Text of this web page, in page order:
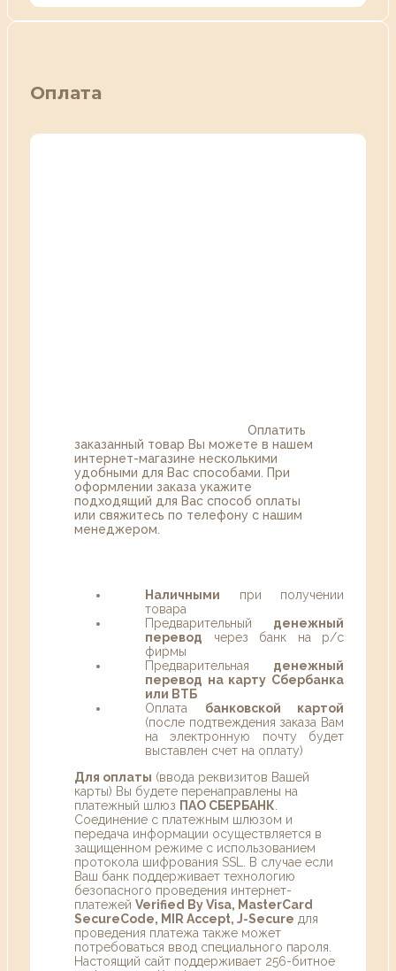
Оплата
Оплатить
заказанный товар Вы можете в нашем
интернет-магазине несколькими
удобными для Вас способами. При
оформлении заказа укажите
подходящий для Вас способ оплаты
или свяжитесь по телефону с нашим
менеджером.
Наличными при получении
товара
Предварительный денежный
перевод через банк на р/с
фирмы
Предварительная денежный
перевод на карту Сбербанка
или ВТБ
Оплата банковской картой
(после подтвеждения заказа Вам
на электронную почту будет
выставлен счет на оплату)
Для оплаты (ввода реквизитов Вашей
карты) Вы будете перенаправлены на
платежный шлюз ПАО СБЕРБАНК
Соединение с платежным шлюзом и
передача информации осуществляется в
защищенном режиме с использованием
протокола шифрования SSL. В случае если
Ваш банк поддерживает технологию
безопасного проведения интернет-
платежей Verified By Visa, MasterCard
SecureCode, MIR Accept, J-Secure для
проведения платежа также может
потребоваться ввод специального пароля.
Настоящий сайт поддерживает 256-битное